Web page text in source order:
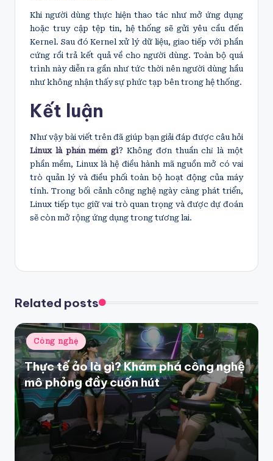
Khi người dùng thực hiện thao tác như mở ứng dụng
hoặc truy cập tệp tin, hệ thống sẽ gửi yêu cầu đến
Kernel. Sau đó Kernel xử lý dữ liệu, giao tiếp với phần
cứng rồi trả kết quả về cho người dùng. Toàn bộ quá
trình này diễn ra gần như tức thời nên người dùng hầu
như không nhận thấy sự phức tạp bên trong hệ thống.
Kết luận
Như vậy bài viết trên đã giúp bạn giải đáp được câu hỏi
Linux là phần mềm gì? Không đơn thuần chỉ là một
phần mềm, Linux là hệ điều hành mã nguồn mở có vai
trò quản lý và điều phối toàn bộ hoạt động của máy
tính. Trong bối cảnh công nghệ ngày càng phát triển,
Linux tiếp tục giữ vai trò quan trọng và được dự đoán
sẽ còn mở rộng ứng dụng trong tương lai.
Related posts
Posted
in
Công nghệ
Thực tế ảo là gì? Khám phá công nghệ
mô phỏng đầy cuốn hút